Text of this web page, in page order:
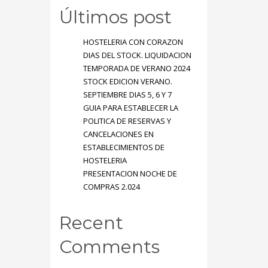
Últimos post
HOSTELERIA CON CORAZON
DIAS DEL STOCK. LIQUIDACION
TEMPORADA DE VERANO 2024
STOCK EDICION VERANO.
SEPTIEMBRE DIAS 5, 6 Y 7
GUIA PARA ESTABLECER LA
POLITICA DE RESERVAS Y
CANCELACIONES EN
ESTABLECIMIENTOS DE
HOSTELERIA
PRESENTACION NOCHE DE
COMPRAS 2.024
Recent
Comments